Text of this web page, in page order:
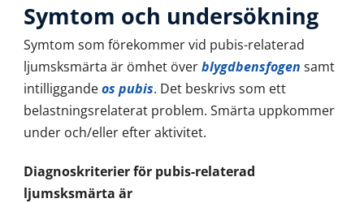
Symtom och undersökning
Symtom som förekommer vid pubis-relaterad
ljumsksmärta är ömhet överblygdbensfogen samt
intilliggandeos pubis. Det beskrivs som ett
belastningsrelaterat problem. Smärta uppkommer
under och/eller efter aktivitet.
Diagnoskriterier för pubis-relaterad
ljumsksmärta är